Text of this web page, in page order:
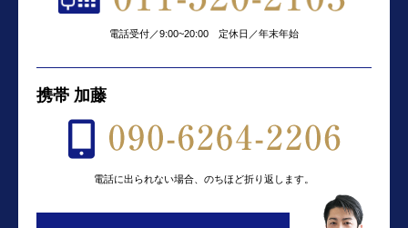
電話受付／9:00~20:00 定休日／年末年始
携帯 加藤
電話に出られない場合、のちほど折り返します。